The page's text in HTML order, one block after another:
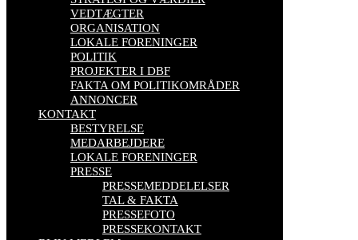
VEDTÆGTER
ORGANISATION
LOKALE FORENINGER
POLITIK
PROJEKTER I DBF
FAKTA OM POLITIKOMRÅDER
ANNONCER
KONTAKT
BESTYRELSE
MEDARBEJDERE
LOKALE FORENINGER
PRESSE
PRESSEMEDDELELSER
TAL & FAKTA
PRESSEFOTO
PRESSEKONTAKT